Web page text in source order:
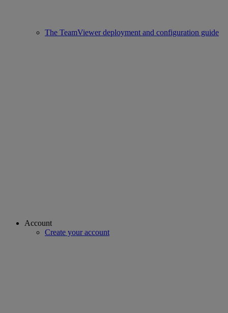
The TeamViewer deployment and configuration guide
Account
Create your account